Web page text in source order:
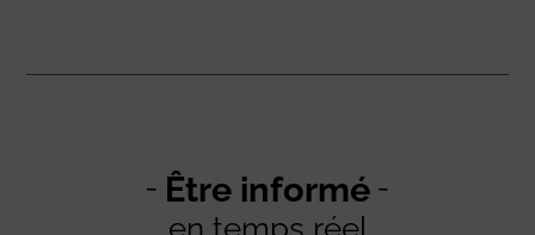
Être informé